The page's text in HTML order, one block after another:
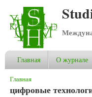
Главная О журнале
Вы здесь
Главная
цифровые